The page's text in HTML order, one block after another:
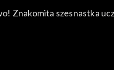
Znakomita szesnastka